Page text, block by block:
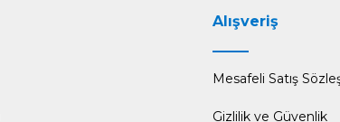
Alışveriş
Mesafeli Satış
Gizlilik ve Güvenlik